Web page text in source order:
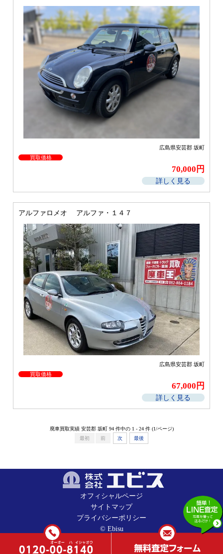
広島県安芸郡 坂町
買取価格
70,000円
詳しく見る
アルファロメオ アルファ・１４７
広島県安芸郡 坂町
買取価格
67,000円
詳しく見る
廃車買取実績 安芸郡 坂町 94 件中の 1 - 24 件 (1/ページ)
最初
前 次 最後
オフィシャルページ
サイトマップ
プライバシーポリシー
© Ebisu